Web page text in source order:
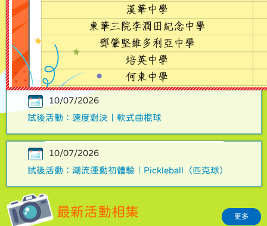
試後活動：腦力大激盪｜桌上遊戲
10/07/2026
試後活動：熱血對決｜爆旋陀螺大賽
10/07/2026
試後活動：速度對決｜軟式曲棍球
10/07/2026
試後活動：潮流運動初體驗｜Pickleball（匹克球）
更多
最新活動相集